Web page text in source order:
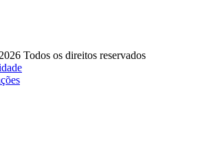
Todos os direitos reservados